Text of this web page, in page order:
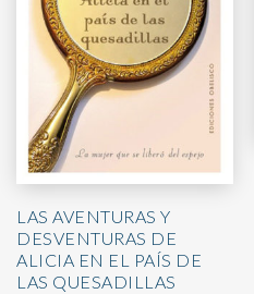
LAS AVENTURAS Y
DESVENTURAS DE
ALICIA EN EL PAÍS DE
LAS QUESADILLAS